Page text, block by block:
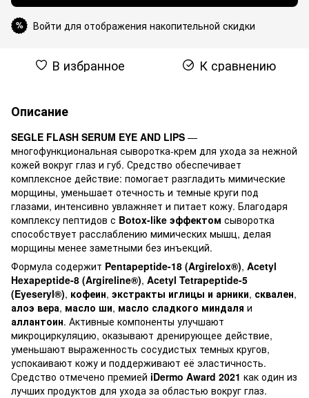
% Войти для отображения накопительной скидки
В избранное К сравнению
Описание
SEGLE FLASH SERUM EYE AND LIPS —
многофункциональная сыворотка-крем для ухода за нежной
кожей вокруг глаз и губ. Средство обеспечивает
комплексное действие: помогает разгладить мимические
морщины, уменьшает отечность и темные круги под
глазами, интенсивно увлажняет и питает кожу. Благодаря
комплексу пептидов с Botox-like эффектом сыворотка
способствует расслаблению мимических мышц, делая
морщины менее заметными без инъекций.
Формула содержит Pentapeptide-18 (Argirelox®), Acetyl
Hexapeptide-8 (Argireline®), Acetyl Tetrapeptide-5
(Eyeseryl®), кофеин, экстракты иглицы и арники, сквален,
алоэ вера, масло ши, масло сладкого миндаля и
аллантоин. Активные компоненты улучшают
микроциркуляцию, оказывают дренирующее действие,
уменьшают выраженность сосудистых темных кругов,
успокаивают кожу и поддерживают её эластичность.
Средство отмечено премией iDermo Award 2021 как один из
лучших продуктов для ухода за областью вокруг глаз.